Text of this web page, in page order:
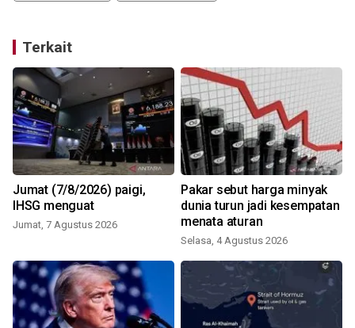
Terkait
Jumat (7/8/2026) paigi,
IHSG menguat
Jumat, 7 Agustus 2026
Pakar sebut harga minyak
dunia turun jadi kesempatan
menata aturan
Selasa, 4 Agustus 2026